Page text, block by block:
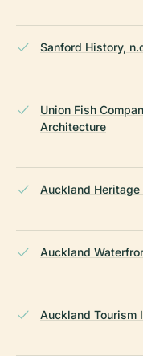
Sanford History,
Union Fish
Architecture
Auckland
Auckland
Auckland Tourism